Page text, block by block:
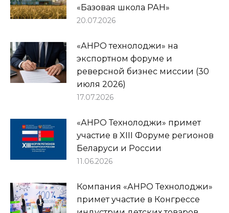
«Базовая школа РАН»
20.07.2026
«АНРО технолоджи» на
экспортном форуме и
реверсной бизнес миссии (30
июля 2026)
17.07.2026
«АНРО Технолоджи» примет
участие в XIII Форуме регионов
Беларуси и России
11.06.2026
Компания «АНРО Технолоджи»
примет участие в Конгрессе